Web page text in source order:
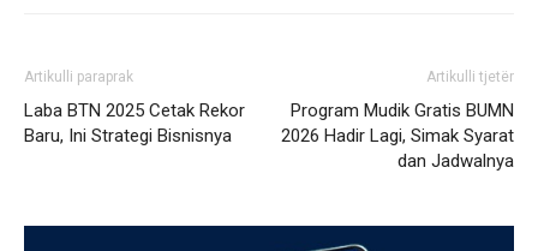
Artikulli paraprak
Laba BTN 2025 Cetak Rekor
Baru, Ini Strategi Bisnisnya
Artikulli tjetër
Program Mudik Gratis BUMN
2026 Hadir Lagi, Simak Syarat
dan Jadwalnya